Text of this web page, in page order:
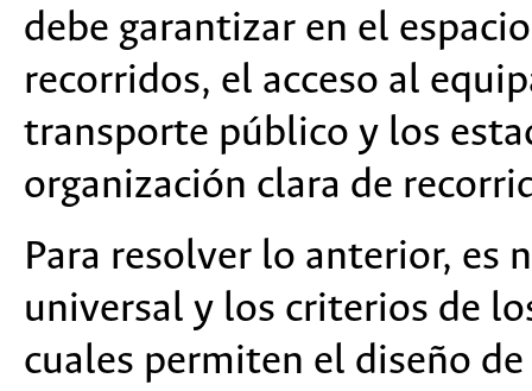
debe garantizar en el
recorridos, el acceso al
transporte público y los
organización clara de
Para resolver lo anterior, es
universal y los criterios de
cuales permiten el diseño